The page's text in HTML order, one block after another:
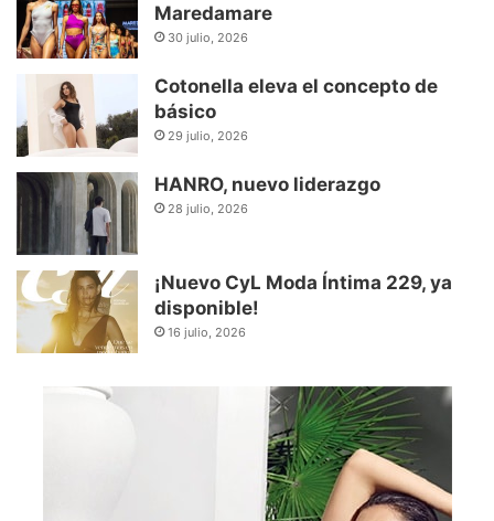
Maredamare
30 julio, 2026
Cotonella eleva el concepto de
básico
29 julio, 2026
HANRO, nuevo liderazgo
28 julio, 2026
¡Nuevo CyL Moda Íntima 229, ya
disponible!
16 julio, 2026